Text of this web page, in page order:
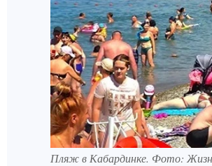
Пляж в Кабардинке. Фото: